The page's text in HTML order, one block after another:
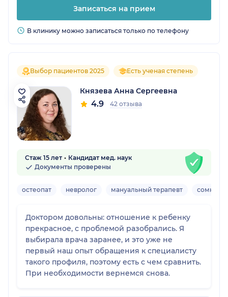
Записаться на прием
В клинику можно записаться только по телефону
Выбор пациентов 2025 Есть ученая степень
Князева Анна Сергеевна
4.9 42 отзыва
Стаж 15 лет
Кандидат мед. наук
Документы проверены
остеопат невролог мануальный терапевт
Доктором довольны: отношение к ребенку
прекрасное, с проблемой разобрались. Я
выбирала врача заранее, и это уже не
первый наш опыт обращения к специалисту
такого профиля, поэтому есть с чем сравнить.
При необходимости вернемся снова.